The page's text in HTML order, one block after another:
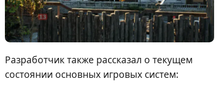
Разработчик также рассказал о текущем
состоянии основных игровых систем: